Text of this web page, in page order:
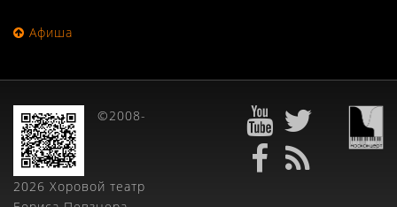
Афиша
©2008-
2026 Хоровой театр